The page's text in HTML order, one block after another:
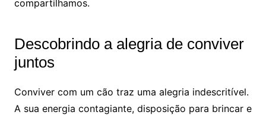
compartilhamos.
Descobrindo a alegria de conviver
juntos
Conviver com um cão traz uma alegria indescritível.
A sua energia contagiante, disposição para brincar e